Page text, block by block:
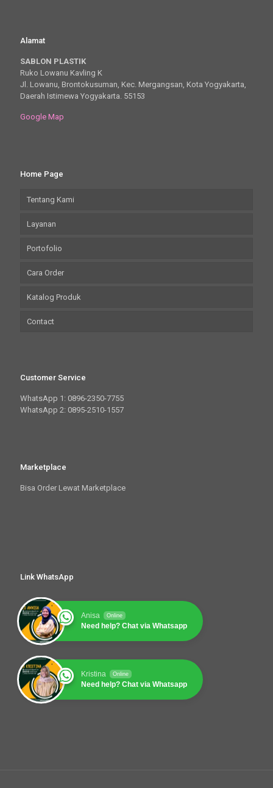
Alamat
SABLON PLASTIK
Ruko Lowanu Kavling K
Jl. Lowanu, Brontokusuman, Kec. Mergangsan, Kota Yogyakarta,
Daerah Istimewa Yogyakarta. 55153
Google Map
Home Page
Tentang Kami
Layanan
Portofolio
Cara Order
Katalog Produk
Contact
Customer Service
WhatsApp 1: 0896-2350-7755
WhatsApp 2: 0895-2510-1557
Marketplace
Bisa Order Lewat Marketplace
Link WhatsApp
Anisa Online
Need help? Chat via Whatsapp
Kristina Online
Need help? Chat via Whatsapp